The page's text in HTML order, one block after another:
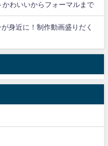
わいいからフォーマルまで
身近に！制作動画盛りだく